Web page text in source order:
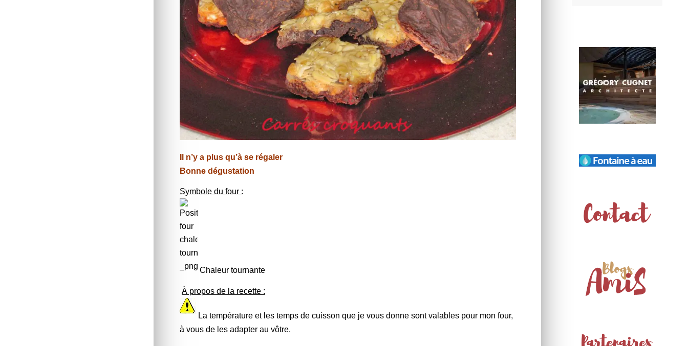
Il n’y a plus qu’à se régaler
Bonne dégustation
Symbole du four :
Chaleur tournante
À propos de la recette :
La température et les temps de cuisson que je vous donne sont valables pour mon four,
à vous de les adapter au vôtre.